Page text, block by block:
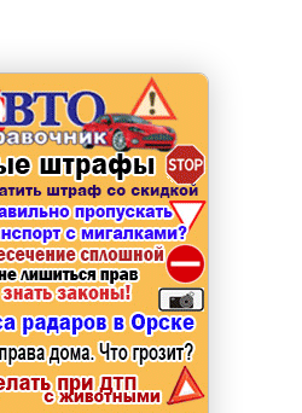
erid: LdtCKJjWj Реклама. ИП Кучеренко Николай
Николаевич